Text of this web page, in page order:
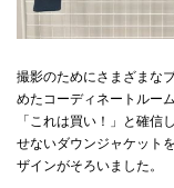
撮影のためにさまざまな
めたコーディネートルー
「これは買い！」と確信
せないダウンジャケット
ザインがそろいました。